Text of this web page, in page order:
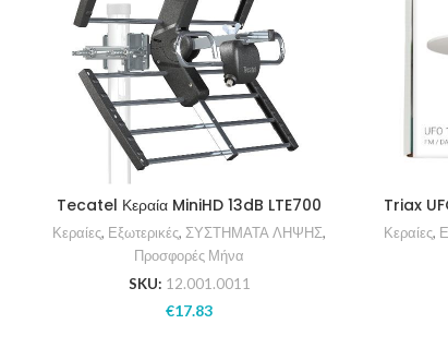
Tecatel Κεραία MiniHD 13dB LTE700
Κεραίες, Εξωτερικές, ΣΥΣΤΗΜΑΤΑ ΛΗΨΗΣ,
Προσφορές Μήνα
SKU: 12.001.0011
€17.83
Triax
Κεραίες,